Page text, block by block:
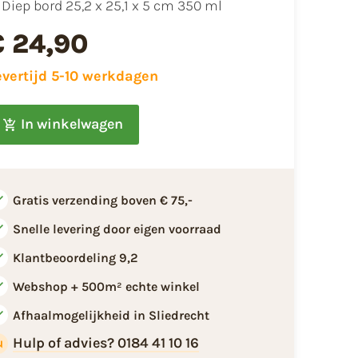
​Diep bord 25,2 x 25,1 x 5 cm 350 ml
24,90
5-10 werkdagen
In winkelwagen
Gratis verzending boven € 75,-
Snelle levering door eigen voorraad
Klantbeoordeling 9,2
Webshop + 500m² echte winkel
Afhaalmogelijkheid in Sliedrecht
Hulp of advies? 0184 41 10 16